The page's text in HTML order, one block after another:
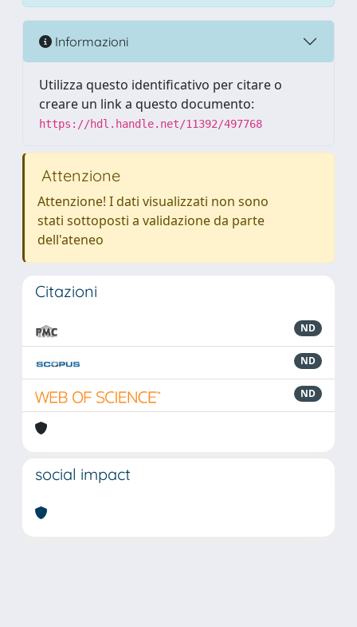
Informazioni
Utilizza questo identificativo per citare o
creare un link a questo documento:
https://hdl.handle.net/11392/497768
Attenzione
Attenzione! I dati visualizzati non sono
stati sottoposti a validazione da parte
dell'ateneo
Citazioni
ND
ND
ND
social impact